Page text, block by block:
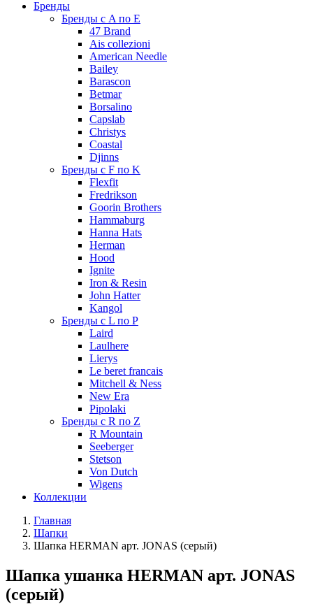
Бренды
Бренды с A по E
47 Brand
Ais collezioni
American Needle
Bailey
Barascon
Betmar
Borsalino
Capslab
Christys
Coastal
Djinns
Бренды с F по K
Flexfit
Fredrikson
Goorin Brothers
Hammaburg
Hanna Hats
Herman
Hood
Ignite
Iron & Resin
John Hatter
Kangol
Бренды с L по P
Laird
Laulhere
Lierys
Le beret francais
Mitchell & Ness
New Era
Pipolaki
Бренды с R по Z
R Mountain
Seeberger
Stetson
Von Dutch
Wigens
Коллекции
Главная
Шапки
Шапка HERMAN арт. JONAS (серый)
Шапка ушанка HERMAN арт. JONAS
(серый)